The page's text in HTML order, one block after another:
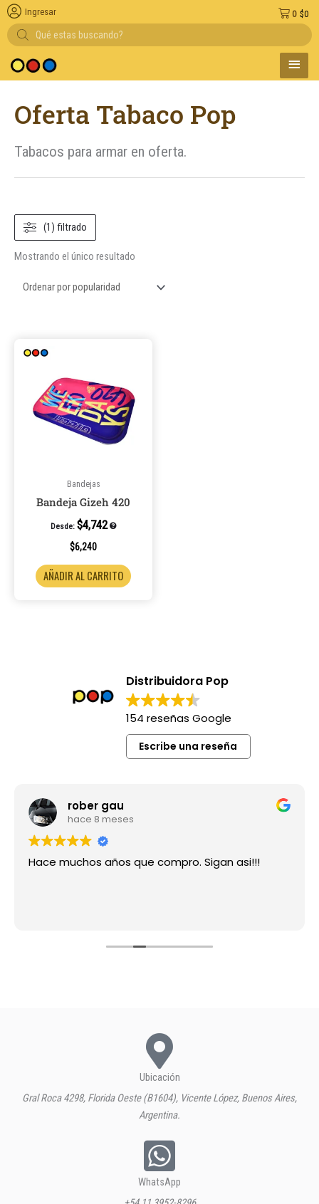
Búsqueda
de
productos
de pago
$0
0
Ingresar
MENÚ
Oferta Tabaco Pop
Tabacos para armar en oferta.
(1) filtrado
Mostrando el único resultado
Bandejas
Bandeja Gizeh 420
Desde: $4,742
$6,240
AÑADIR AL CARRITO
Distribuidora Pop
154 reseñas Google
Escribe una reseña
rober gau
hace 8 meses
Hace muchos años que compro. Sigan asi!!!
Ubicación
Gral Roca 4298, Florida Oeste (B1604), Vicente López, Buenos Aires,
Argentina.
WhatsApp